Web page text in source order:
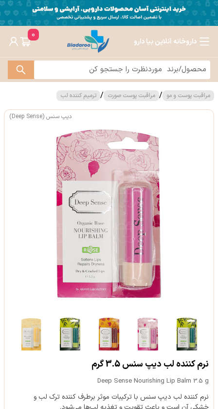
داروخانه آنلاین بیا دارو
0
مراقبت پوست و مو / مراقبت پوست صورت / ترمیم کننده لب
دیپ سنس (Deep Sense)
نرم کننده لب دیپ سنس 3.5 گرم
Deep Sense Nourishing Lip Balm 3.5 g
نرم کننده لب دیپ سنس با ترکیبات موثر برطرف کننده ترک لب و